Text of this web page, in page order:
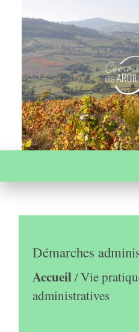
Démarches
Accueil/Vie
administratives